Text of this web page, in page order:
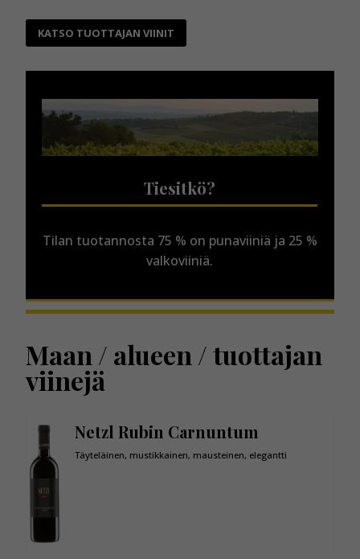
KATSO TUOTTAJAN VIINIT
Tiesitkö?
Tilan tuotannosta 75 % on punaviiniä ja 25 %
valkoviiniä.
Maan / alueen / tuottajan
viinejä
Netzl Rubin Carnuntum
Täyteläinen, mustikkainen, mausteinen, elegantti